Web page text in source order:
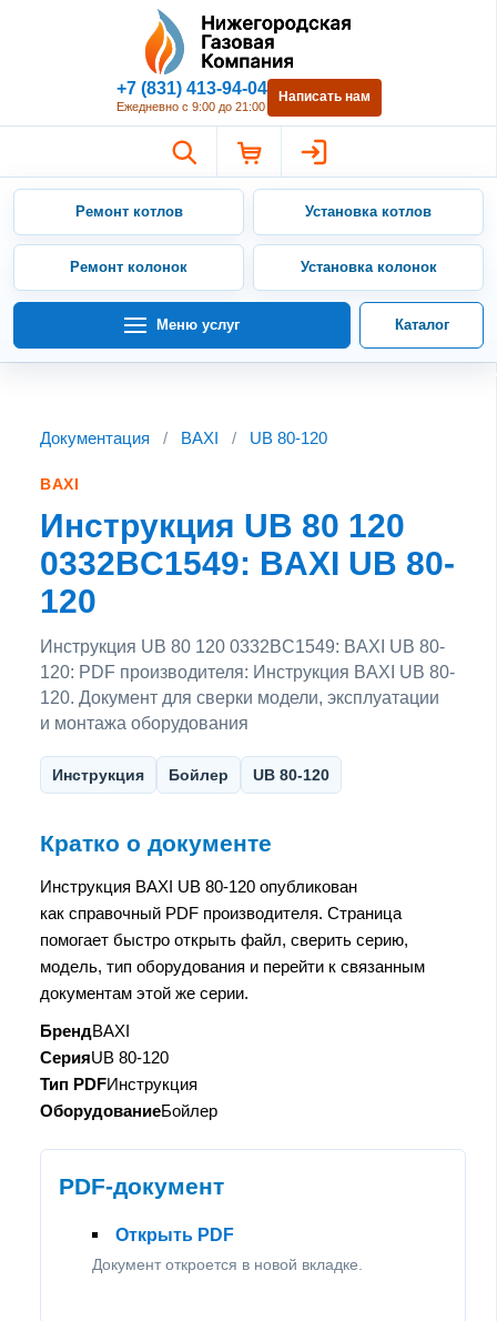
Нижегородская Газовая
+7 (831) 413-94-04
Ежедневно с 9:00 до 21:00
Написать нам
Ремонт котлов Установка котлов
Ремонт колонок Установка колонок
Меню услуг Каталог
Документация / BAXI / UB 80-120
BAXI
Инструкция UB 80 120
0332BC1549: BAXI UB 80-
120
Инструкция UB 80 120 0332BC1549: BAXI UB 80-
120: PDF производителя: Инструкция BAXI UB 80-
120. Документ для сверки модели, эксплуатации
и монтажа оборудования
Инструкция Бойлер UB 80-120
Кратко о документе
Инструкция BAXI UB 80-120 опубликован
как справочный PDF производителя. Страница
помогает быстро открыть файл, сверить серию,
модель, тип оборудования и перейти к связанным
документам этой же серии.
БрендBAXI
СерияUB 80-120
Тип PDFИнструкция
ОборудованиеБойлер
PDF-документ
Открыть PDF
Документ откроется в новой вкладке.